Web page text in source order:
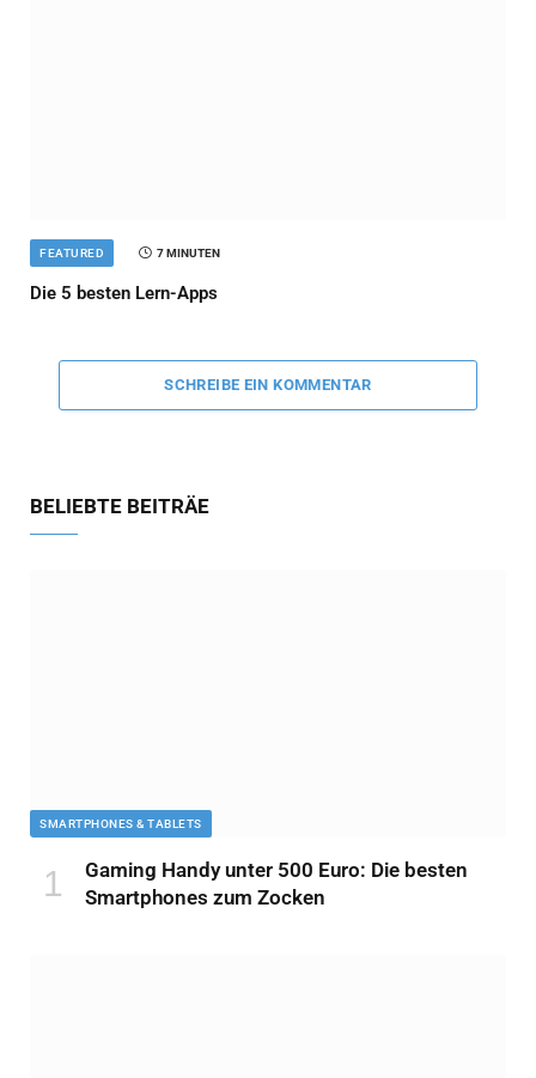
FEATURED 7 MINUTEN
Die 5 besten Lern-Apps
SCHREIBE EIN KOMMENTAR
BELIEBTE BEITRÄE
SMARTPHONES & TABLETS
Gaming Handy unter 500 Euro: Die besten
Smartphones zum Zocken